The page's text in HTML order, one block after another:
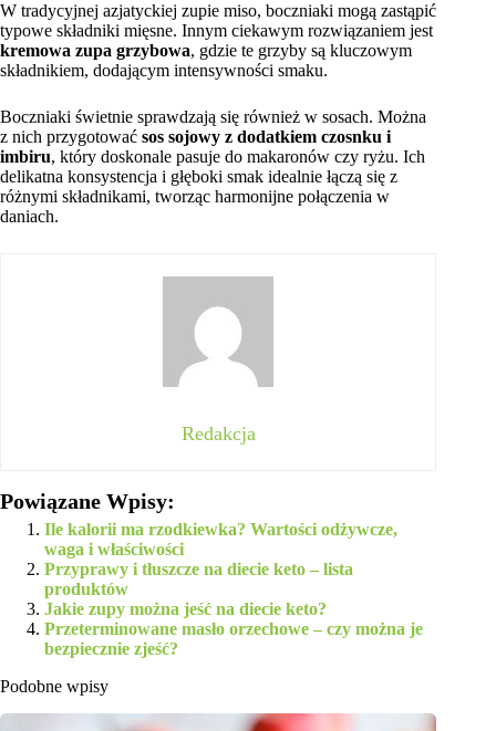
W tradycyjnej azjatyckiej zupie miso, boczniaki mogą zastąpić
typowe składniki mięsne. Innym ciekawym rozwiązaniem jest
kremowa zupa grzybowa, gdzie te grzyby są kluczowym
składnikiem, dodającym intensywności smaku.
Boczniaki świetnie sprawdzają się również w sosach. Można
z nich przygotować sos sojowy z dodatkiem czosnku i
imbiru, który doskonale pasuje do makaronów czy ryżu. Ich
delikatna konsystencja i głęboki smak idealnie łączą się z
różnymi składnikami, tworząc harmonijne połączenia w
daniach.
Redakcja
Powiązane Wpisy:
Ile kalorii ma rzodkiewka? Wartości odżywcze,
waga i właściwości
Przyprawy i tłuszcze na diecie keto – lista
produktów
Jakie zupy można jeść na diecie keto?
Przeterminowane masło orzechowe – czy można je
bezpiecznie zjeść?
Podobne wpisy